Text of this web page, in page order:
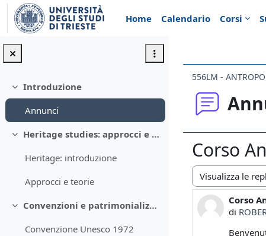
Vai al contenuto principale
Home
Calendario Corsi
Minimizza
Introduzione
Annunci
Minimizza
Heritage studies: approcci e metodologie
Heritage: introduzione
Approcci e teorie
Minimizza
Convenzioni e patrimonializzazione
Convenzione Unesco 1972
556LM -
Corso
Modalità
Corso
di
Numero